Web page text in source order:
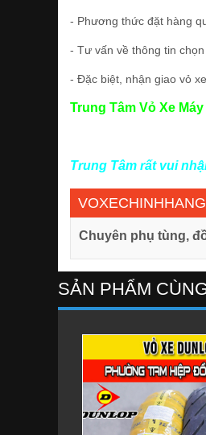
- Phương thức đặt hàng
- Tư vấn về thông tin
- Đặc biệt, nhận giao vỏ
Trung Tâm Vỏ Xe
Trung Tâm rất vui
Chuyên phụ tùng,
SẢN PHẨM